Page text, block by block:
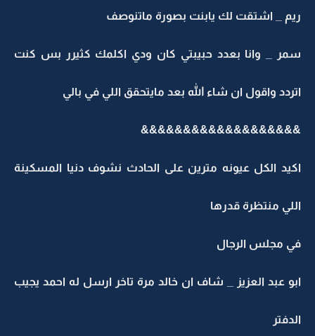
ريم _ اشتقت لك يابنت بصورة ماتنوصف
سمر _ وانا بعدد حبيبتي كان ودي اكلمك كثيرر بس كنت
اتردد واقول ان شاء الله بعد مايتحقق اللي في بالي
&&&&&&&&&&&&&&&&&&&
اكيد الكل عيونه مترين على الحادث نشوف دنيا المسكينة
اللي منتظرة قدرها
في مجلس الرجال
ابو عبد العزيز _ شاف ان خالد مرة تاخر ارسل له احمد يجيب
الدفتر